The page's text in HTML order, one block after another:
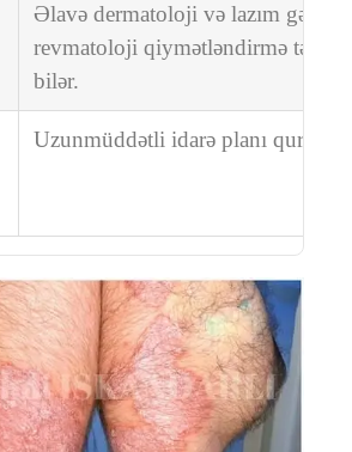
Əlavə dermatoloji və lazım
revmatoloji qiymətləndirmə tələb
bilər.
Uzunmüddətli idarə planı